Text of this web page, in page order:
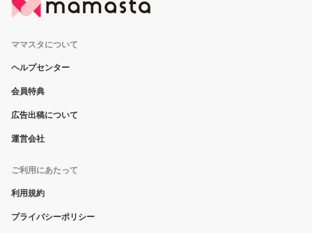
ママスタについて
ヘルプセンター
会員特典
広告出稿について
運営会社
ご利用にあたって
利用規約
プライバシーポリシー